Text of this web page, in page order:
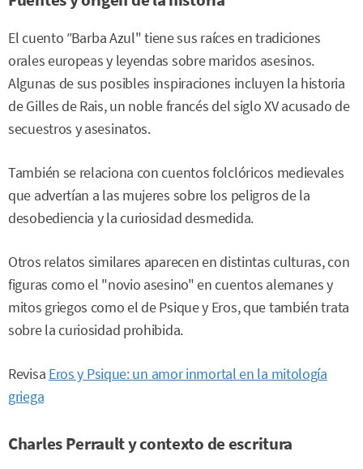
El cuento "Barba Azul" tiene sus raíces en tradiciones
orales europeas y leyendas sobre maridos asesinos.
Algunas de sus posibles inspiraciones incluyen la historia
de Gilles de Rais, un noble francés del siglo XV acusado de
secuestros y asesinatos.
También se relaciona con cuentos folclóricos medievales
que advertían a las mujeres sobre los peligros de la
desobediencia y la curiosidad desmedida.
Otros relatos similares aparecen en distintas culturas, con
figuras como el "novio asesino" en cuentos alemanes y
mitos griegos como el de Psique y Eros, que también trata
sobre la curiosidad prohibida.
Revisa Eros y Psique: un amor inmortal en la mitología
griega
Charles Perrault y contexto de escritura